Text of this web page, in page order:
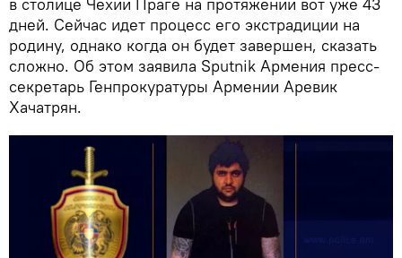
в столице Чехии Праге на протяжении вот уже 43
дней. Сейчас идет процесс его экстрадиции на
родину, однако когда он будет завершен, сказать
сложно. Об этом заявила Sputnik Армения пресс-
секретарь Генпрокуратуры Армении Аревик
Хачатрян.